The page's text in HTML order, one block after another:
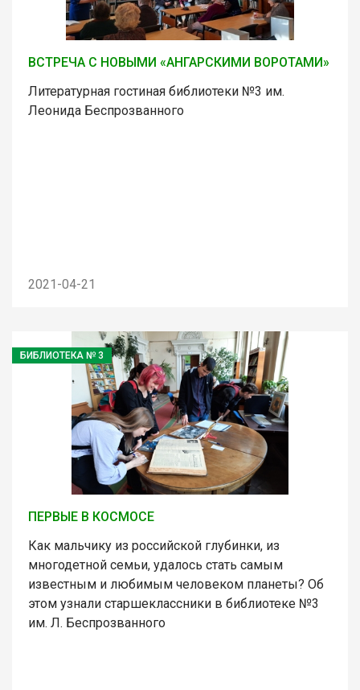
ВСТРЕЧА С НОВЫМИ «АНГАРСКИМИ ВОРОТАМИ»
Литературная гостиная библиотеки №3 им.
Леонида Беспрозванного
2021-04-21
БИБЛИОТЕКА № 3
ПЕРВЫЕ В КОСМОСЕ
Как мальчику из российской глубинки, из
многодетной семьи, удалось стать самым
известным и любимым человеком планеты? Об
этом узнали старшеклассники в библиотеке №3
им. Л. Беспрозванного